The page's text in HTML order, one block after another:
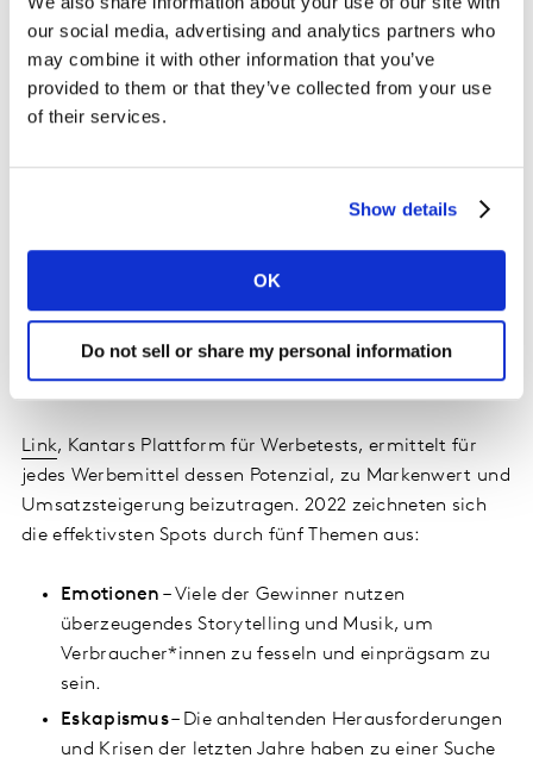
our social media, advertising and analytics partners who
may combine it with other information that you’ve
provided to them or that they’ve collected from your use
of their services.
Show details
OK
Do not sell or share my personal information
3 Bosch, Spanien,Live sustainable #LikeABosch ,
Jung von Matt / Pingüino Torreblanca
Print und Plakat
It’s More than a Jacket –
Summit Series, The North Face Creative Team
3 Occhio, Deutschland,Largo
Gewinner zeigen, welche Themen
wirksame Kreativität ausmachen
Link, Kantars Plattform für Werbetests, ermittelt für
jedes Werbemittel dessen Potenzial, zu Markenwert und
Umsatzsteigerung beizutragen. 2022 zeichneten sich
die effektivsten Spots durch fünf Themen aus:
Emotionen – Viele der Gewinner nutzen
überzeugendes Storytelling und Musik, um
Verbraucher*innen zu fesseln und einprägsam zu
sein.
Eskapismus– Die anhaltenden Herausforderungen
und Krisen der letzten Jahre haben zu einer Suche